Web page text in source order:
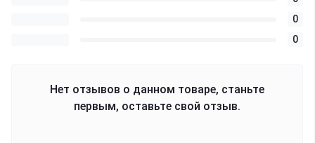
0
0
Нет отзывов о данном товаре, станьте
первым, оставьте свой отзыв.